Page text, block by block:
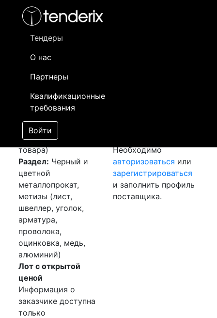
Тендеры
О нас
Партнеры
Квалификационные
требования
Войти
- активный лот
- сохраненный лот (не опубликован)
Закупка: Метизы
[Завершен]
Победитель выбран
Лот №:4567
АУКЦИОН (покупка
товара)
Раздел: Черный и
цветной
металлопрокат,
метизы (лист,
швеллер, уголок,
арматура,
проволока,
оцинковка, медь,
алюминий)
Лот с открытой
ценой
Информация о
заказчике доступна
только
Необходимо
авторизоваться или
зарегистрироваться
и заполнить профиль
поставщика.